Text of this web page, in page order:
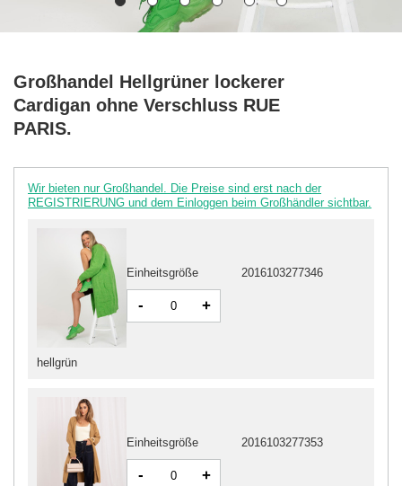
Großhandel Hellgrüner lockerer
Cardigan ohne Verschluss RUE
PARIS.
Wir bieten nur Großhandel. Die Preise sind erst nach der
REGISTRIERUNG und dem Einloggen beim Großhändler sichtbar.
Einheitsgröße 2016103277353
- +
hellgrün
Einheitsgröße 2016103277346
- +